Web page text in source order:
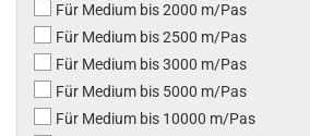
Für Medium bis 2000 m/Pas
Für Medium bis 2500 m/Pas
Für Medium bis 3000 m/Pas
Für Medium bis 5000 m/Pas
Für Medium bis 10000 m/Pas